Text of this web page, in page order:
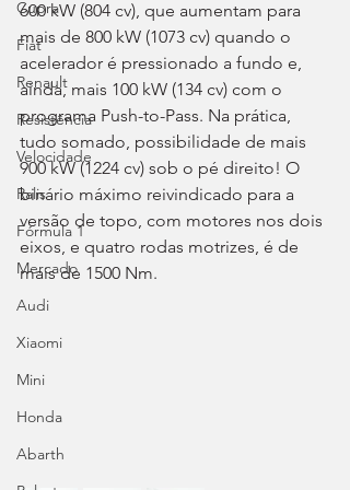
Cupra
Fiat
Renault
Resistência
Velocidade
Ralis
Fórmula 1
Mercado
Audi
Xiaomi
Mini
Honda
Abarth
600 kW (804 cv), que aumentam para
mais de 800 kW (1073 cv) quando o
acelerador é pressionado a fundo e,
ainda, mais 100 kW (134 cv) com o
programa Push-to-Pass. Na prática,
tudo somado, possibilidade de mais
900 kW (1224 cv) sob o pé direito! O
binário máximo reivindicado para a
versão de topo, com motores nos dois
eixos, e quatro rodas motrizes, é de
mais de 1500 Nm.